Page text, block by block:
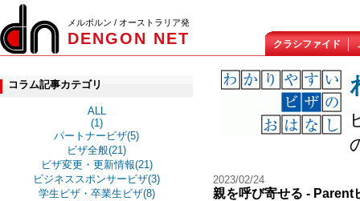
メルボルン / オーストラリア発
DENGON NET クラシファイド
コラム記事カテゴリ
ALL
(1)
パートナービザ(5)
ビザ全般(21)
ビザ変更・更新情報(21)
ビジネススポンサービザ(3)
学生ビザ・卒業生ビザ(8)
2023/02/24
親を呼び寄せる - Parent